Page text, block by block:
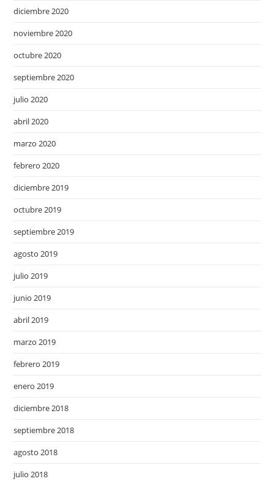
diciembre 2020
noviembre 2020
octubre 2020
septiembre 2020
julio 2020
abril 2020
marzo 2020
febrero 2020
diciembre 2019
octubre 2019
septiembre 2019
agosto 2019
julio 2019
junio 2019
abril 2019
marzo 2019
febrero 2019
enero 2019
diciembre 2018
septiembre 2018
agosto 2018
julio 2018